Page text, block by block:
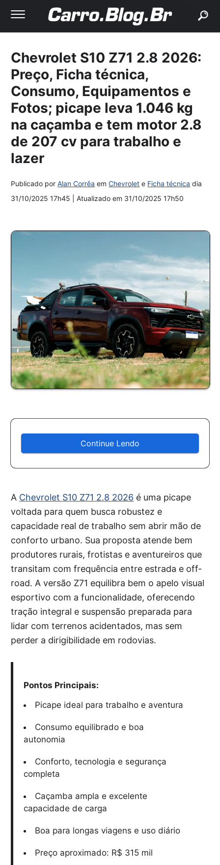
Chevrolet S10 Z71 2.8 2026:
Preço, Ficha técnica,
Consumo, Equipamentos e
Fotos; picape leva 1.046 kg
na caçamba e tem motor 2.8
de 207 cv para trabalho e
lazer
Publicado porAlan Corrêa emChevrolet e Ficha técnica dia
31/10/2025 17h45
| Atualizado em 31/10/2025 17h50
Continue Lendo
A Chevrolet S10 Z71 2.8 2026 é uma picape
voltada para quem busca robustez e
capacidade real de trabalho sem abrir mão de
conforto urbano. Sua proposta atende bem
produtores rurais, frotistas e aventureiros que
transitam com frequência entre estrada e off-
road. A versão Z71 equilibra bem o apelo visual
esportivo com a funcionalidade, oferecendo
tração integral e suspensão preparada para
lidar com terrenos acidentados, mas sem
perder a dirigibilidade em rodovias.
Pontos Principais:
Picape ideal para trabalho e aventura
Consumo equilibrado e boa
autonomia
Conforto, tecnologia e segurança
completa
Caçamba ampla e excelente
capacidade de carga
Boa para longas viagens e uso diário
Preço aproximado: R$ 315 mil